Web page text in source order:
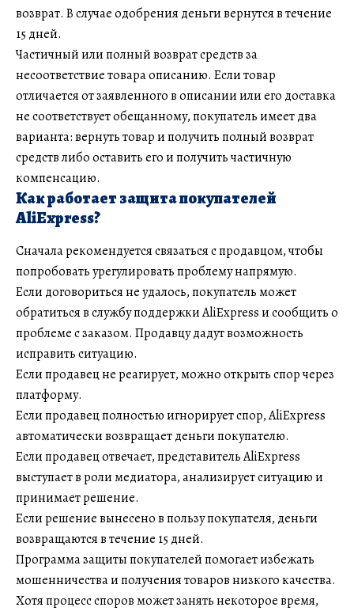
возврат. В случае одобрения деньги вернутся в течение
15 дней.
Частичный или полный возврат средств за
несоответствие товара описанию. Если товар
отличается от заявленного в описании или его доставка
не соответствует обещанному, покупатель имеет два
варианта: вернуть товар и получить полный возврат
средств либо оставить его и получить частичную
компенсацию.
Как работает защита покупателей
AliExpress?
Сначала рекомендуется связаться с продавцом, чтобы
попробовать урегулировать проблему напрямую.
Если договориться не удалось, покупатель может
обратиться в службу поддержки AliExpress и сообщить о
проблеме с заказом. Продавцу дадут возможность
исправить ситуацию.
Если продавец не реагирует, можно открыть спор через
платформу.
Если продавец полностью игнорирует спор, AliExpress
автоматически возвращает деньги покупателю.
Если продавец отвечает, представитель AliExpress
выступает в роли медиатора, анализирует ситуацию и
принимает решение.
Если решение вынесено в пользу покупателя, деньги
возвращаются в течение 15 дней.
Программа защиты покупателей помогает избежать
мошенничества и получения товаров низкого качества.
Хотя процесс споров может занять некоторое время,